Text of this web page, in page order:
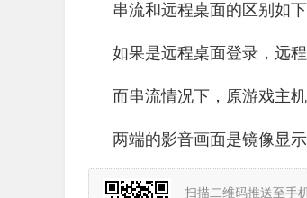
串流和远程桌面的区别如
如果是远程桌面登录，远
而串流情况下，原游戏主
两端的影音画面是镜像显示
扫描二维码推送至手